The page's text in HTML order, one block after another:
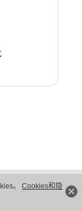
。 Cookies和隐
粤A2-20044005号